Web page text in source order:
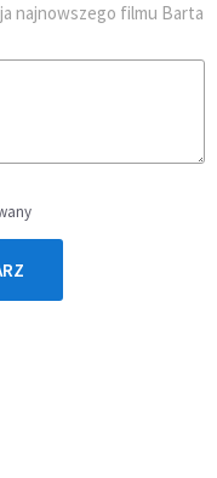
najnowszego filmu Barta